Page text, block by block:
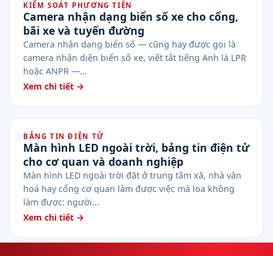
KIỂM SOÁT PHƯƠNG TIỆN
Camera nhận dạng biển số xe cho cổng,
bãi xe và tuyến đường
Camera nhận dạng biển số — cũng hay được gọi là
camera nhận diện biển số xe, viết tắt tiếng Anh là LPR
hoặc ANPR —…
Xem chi tiết →
BẢNG TIN ĐIỆN TỬ
Màn hình LED ngoài trời, bảng tin điện tử
cho cơ quan và doanh nghiệp
Màn hình LED ngoài trời đặt ở trung tâm xã, nhà văn
hoá hay cổng cơ quan làm được việc mà loa không
làm được: người…
Xem chi tiết →